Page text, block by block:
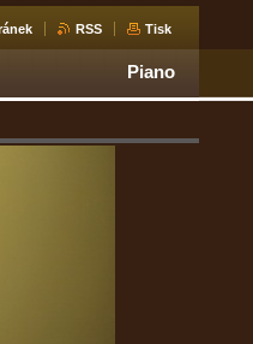
RSS Tisk
Piano